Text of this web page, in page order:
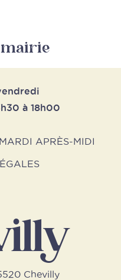
à 18h00
APRÈS-MIDI
Chevilly